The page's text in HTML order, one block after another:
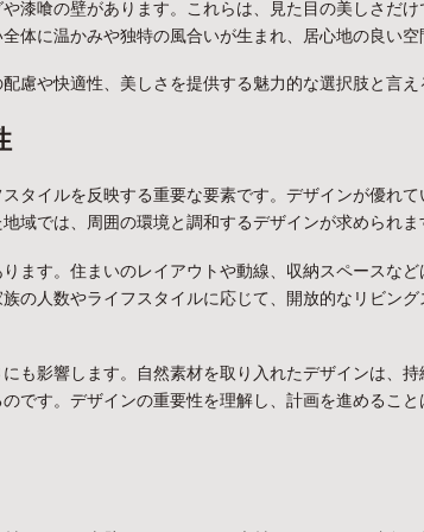
漆喰の壁があります。これらは、見た目の美しさだ
体に温かみや独特の風合いが生まれ、居心地の良い
慮や快適性、美しさを提供する魅力的な選択肢と言
タイルを反映する重要な要素です。デザインが優れ
域では、周囲の環境と調和するデザインが求められま
ます。住まいのレイアウトや動線、収納スペースな
の人数やライフスタイルに応じて、開放的なリビン
も影響します。自然素材を取り入れたデザインは、
です。デザインの重要性を理解し、計画を進めるこ